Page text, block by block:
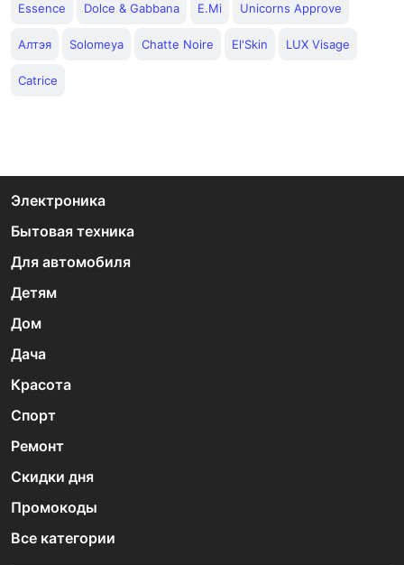
Essence Dolce & Gabbana E.Mi Unicorns Approve
Алтэя Solomeya Chatte Noire El'Skin LUX Visage
Catrice
Электроника
Бытовая техника
Для автомобиля
Детям
Дом
Дача
Красота
Спорт
Ремонт
Скидки дня
Промокоды
Все категории